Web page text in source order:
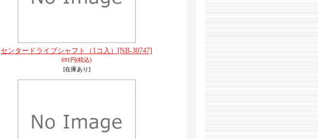
センタードライブシャフト（1コ入） [NB-30747]
691円(税込)
[在庫あり]